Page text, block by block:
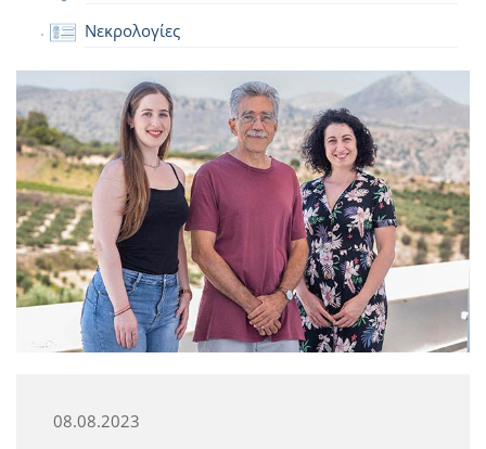
Νεκρολογίες
08.08.2023